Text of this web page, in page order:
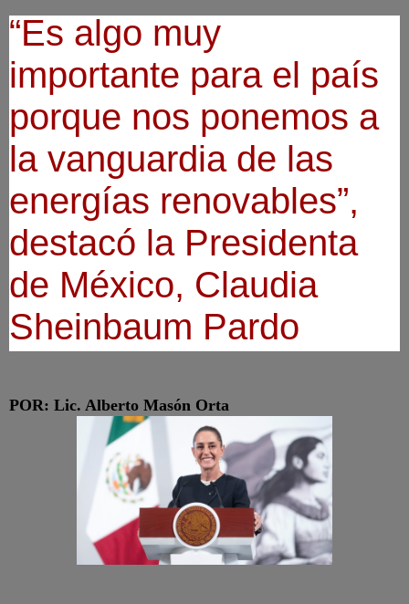
“Es algo muy
importante para el país
porque nos ponemos a
la vanguardia de las
energías renovables”,
destacó la Presidenta
de México, Claudia
Sheinbaum Pardo
POR: Lic. Alberto Masón Orta